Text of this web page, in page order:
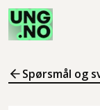
Spørsmål og